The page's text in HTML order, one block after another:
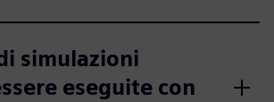
simulazioni
eseguite con